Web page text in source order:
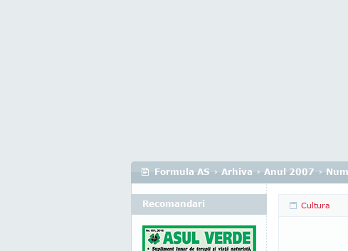
Formula AS › Arhiva › Anul 2007 ›
Cultura
Recomandari